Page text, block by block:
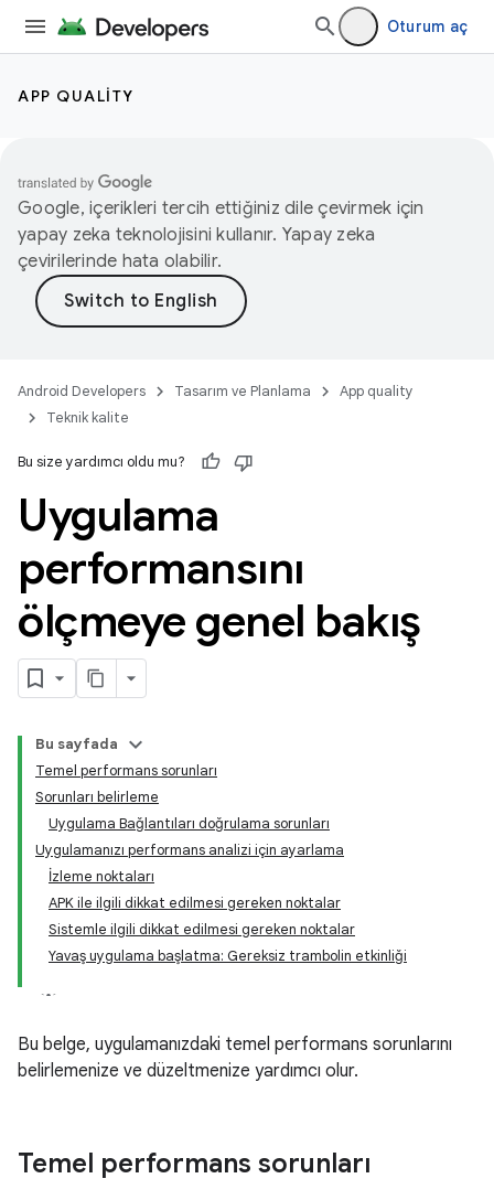
Oturum aç
APP QUALITY
Google, içerikleri tercih ettiğiniz dile çevirmek için
yapay zeka teknolojisini kullanır. Yapay zeka
çevirilerinde hata olabilir.
Android Developers Tasarım ve Planlama
App quality
Teknik kalite
Bu size yardımcı oldu mu?
Uygulama
performansını
ölçmeye genel bakış
Bu sayfada
Temel performans sorunları
Sorunları belirleme
Uygulama Bağlantıları doğrulama sorunları
Uygulamanızı performans analizi için ayarlama
İzleme noktaları
APK ile ilgili dikkat edilmesi gereken noktalar
Sistemle ilgili dikkat edilmesi gereken noktalar
Yavaş uygulama başlatma: Gereksiz trambolin etkinliği
Bu belge, uygulamanızdaki temel performans sorunlarını
belirlemenize ve düzeltmenize yardımcı olur.
Temel performans sorunları